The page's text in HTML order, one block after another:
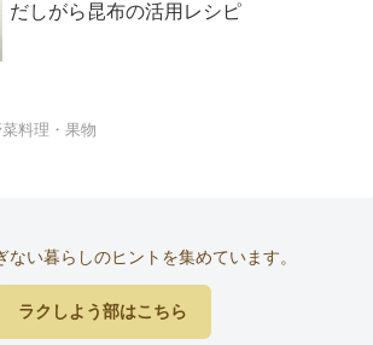
だしがら昆布の活用レシピ
菜料理・果物
ない暮らしのヒントを集めています。
ラクしよう部はこちら